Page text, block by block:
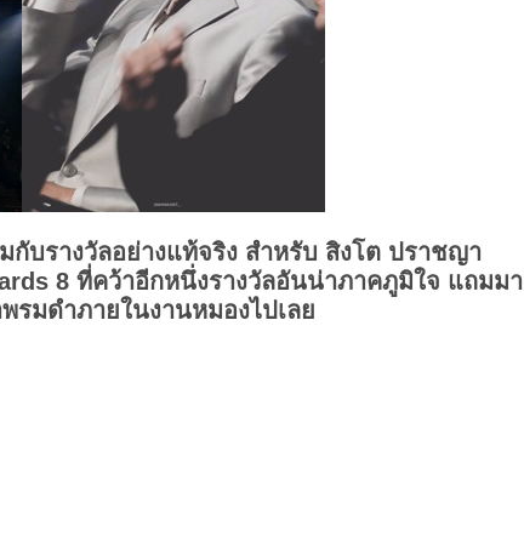
บรางวัลอย่างแท้จริง สำหรับ สิงโต ปราชญา
8 ที่คว้าอีกหนึ่งรางวัลอันน่าภาคภูมิใจ แถมมา
รมดำภายในงานหมองไปเลย